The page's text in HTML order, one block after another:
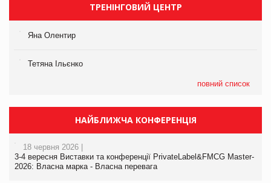
ТРЕНІНГОВИЙ ЦЕНТР
Яна Олентир
Тетяна Ільєнко
повний список
НАЙБЛИЖЧА КОНФЕРЕНЦІЯ
18 червня 2026 |
3-4 вересня Виставки та конференції PrivateLabel&FMCG Master-
2026: Власна марка - Власна перевага